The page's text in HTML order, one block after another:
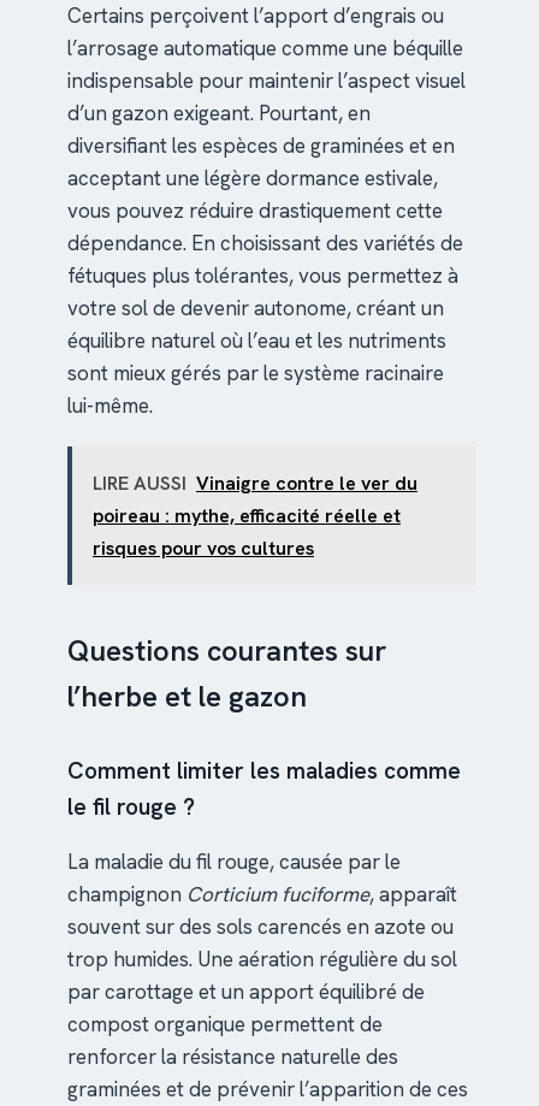
Certains perçoivent l’apport d’engrais ou
l’arrosage automatique comme une béquille
indispensable pour maintenir l’aspect visuel
d’un gazon exigeant. Pourtant, en
diversifiant les espèces de graminées et en
acceptant une légère dormance estivale,
vous pouvez réduire drastiquement cette
dépendance. En choisissant des variétés de
fétuques plus tolérantes, vous permettez à
votre sol de devenir autonome, créant un
équilibre naturel où l’eau et les nutriments
sont mieux gérés par le système racinaire
lui-même.
LIRE AUSSI Vinaigre contre le ver du
poireau : mythe, efficacité réelle et
risques pour vos cultures
Questions courantes sur
l’herbe et le gazon
Comment limiter les maladies comme
le fil rouge ?
La maladie du fil rouge, causée par le
champignon Corticium fuciforme, apparaît
souvent sur des sols carencés en azote ou
trop humides. Une aération régulière du sol
par carottage et un apport équilibré de
compost organique permettent de
renforcer la résistance naturelle des
graminées et de prévenir l’apparition de ces